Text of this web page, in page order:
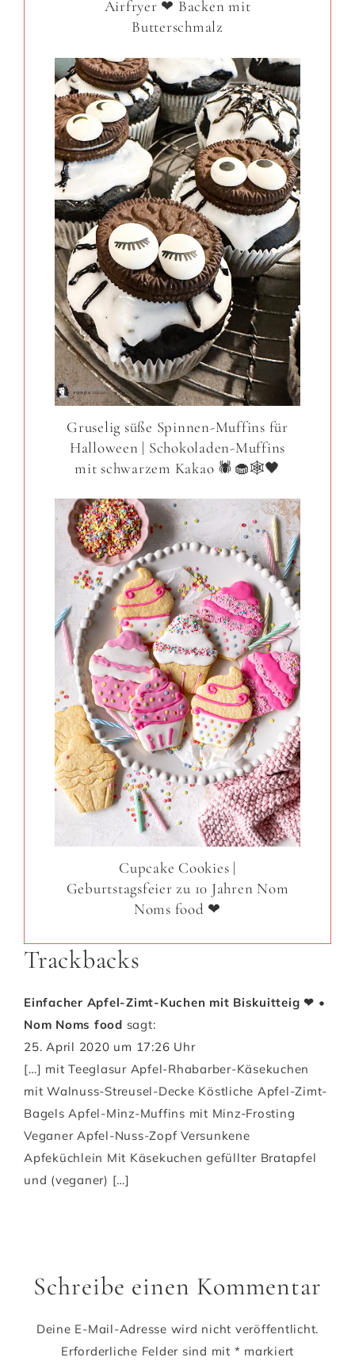
Airfryer ❤ Backen mit
Butterschmalz
Gruselig süße Spinnen-Muffins für
Halloween | Schokoladen-Muffins
mit schwarzem Kakao 🕷️🧁🕸️🖤
Cupcake Cookies |
Geburtstagsfeier zu 10 Jahren Nom
Noms food ❤
Trackbacks
Einfacher Apfel-Zimt-Kuchen mit Biskuitteig ❤ •
Nom Noms food sagt:
25. April 2020 um 17:26 Uhr
[…] mit Teeglasur Apfel-Rhabarber-Käsekuchen
mit Walnuss-Streusel-Decke Köstliche Apfel-Zimt-
Bagels Apfel-Minz-Muffins mit Minz-Frosting
Veganer Apfel-Nuss-Zopf Versunkene
Apfeküchlein Mit Käsekuchen gefüllter Bratapfel
und (veganer) […]
Schreibe einen Kommentar
Deine E-Mail-Adresse wird nicht veröffentlicht.
Erforderliche Felder sind mit * markiert